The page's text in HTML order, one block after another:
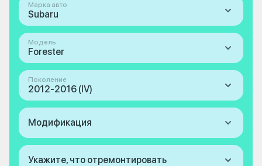
Марка авто
Subaru
Модель
Forester
Поколение
2012-2016 (IV)
Модификация
Укажите, что отремонтировать